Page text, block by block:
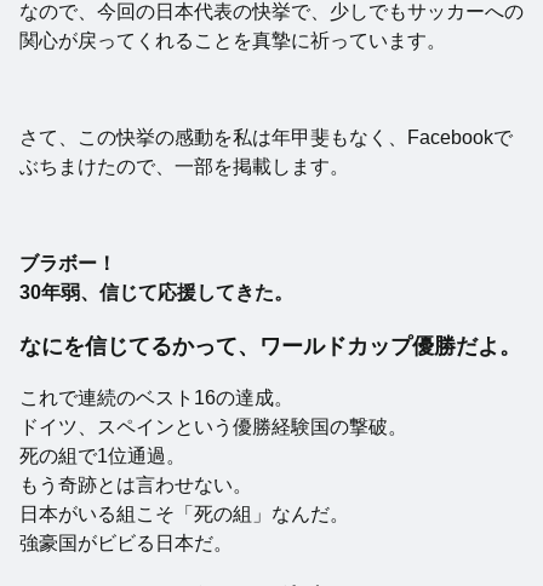
なので、今回の日本代表の快挙で、少しでもサッカーへの
関心が戻ってくれることを真摯に祈っています。
さて、この快挙の感動を私は年甲斐もなく、Facebookで
ぶちまけたので、一部を掲載します。
ブラボー！
30年弱、信じて応援してきた。
なにを信じてるかって、ワールドカップ優勝だよ。
これで連続のベスト16の達成。
ドイツ、スペインという優勝経験国の撃破。
死の組で1位通過。
もう奇跡とは言わせない。
日本がいる組こそ「死の組」なんだ。
強豪国がビビる日本だ。